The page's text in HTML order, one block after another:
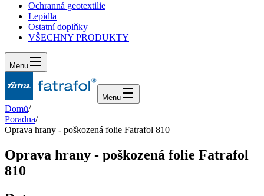
Ochranná geotextilie
Lepidla
Ostatní doplňky
VŠECHNY PRODUKTY
Menu
Menu
Domů/
Poradna/
Oprava hrany - poškozená folie Fatrafol 810
Oprava hrany - poškozená folie Fatrafol
810